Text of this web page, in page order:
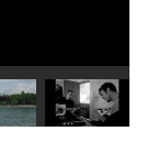
video 4 afSpeel